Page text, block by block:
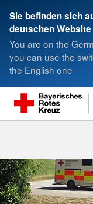
Sie befinden sich
deutschen Website
You are on the
you can use the
the English one
Suche
SEG